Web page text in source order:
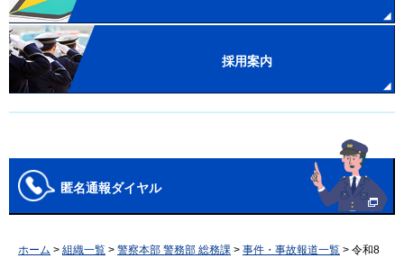
採用案内
匿名通報ダイヤル
ホーム > 組織一覧 > 警察本部 警務部 総務課 > 事件・事故報道一覧 > 令和8